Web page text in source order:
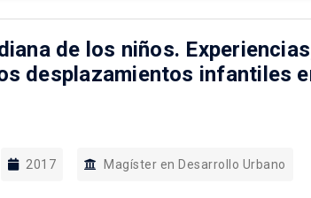
de los niños.
desplazamientos infantiles
2017 Magíster en Desarrollo Urbano